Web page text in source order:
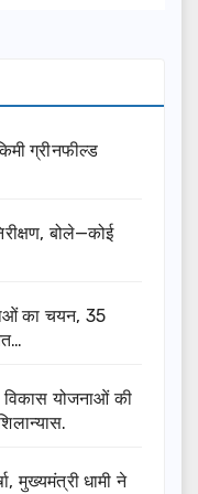
ग्रीनफील्ड
बोले—कोई
का चयन, 35
विकास योजनाओं की
मुख्यमंत्री धामी ने